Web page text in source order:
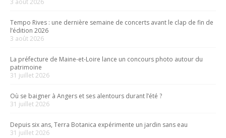
3 août 2026
Tempo Rives : une dernière semaine de concerts avant le clap de fin de
l’édition 2026
3 août 2026
La préfecture de Maine-et-Loire lance un concours photo autour du
patrimoine
31 juillet 2026
Où se baigner à Angers et ses alentours durant l’été ?
31 juillet 2026
Depuis six ans, Terra Botanica expérimente un jardin sans eau
31 juillet 2026